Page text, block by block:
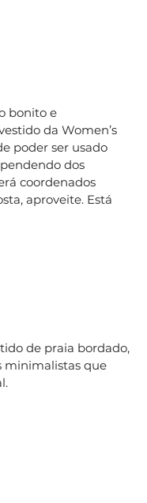
bonito e
da Women’s
poder ser usado
dos
coordenados
aproveite. Está
de praia bordado,
minimalistas que